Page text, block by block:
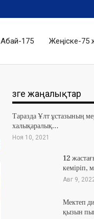
Абай-175 Жеңіске-75
Өзге жаңалықтар
Таразда Ұлт ұстазының
халықаралық…
Ноя 10, 2021
12
кеміріп,
Авг 9,
Мектеп
қызын